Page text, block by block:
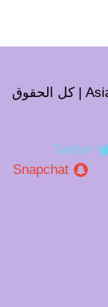
حقوق النشر© 2010-2023| AsianDavinci.com | كل الحقوق
Twitter
Snapchat